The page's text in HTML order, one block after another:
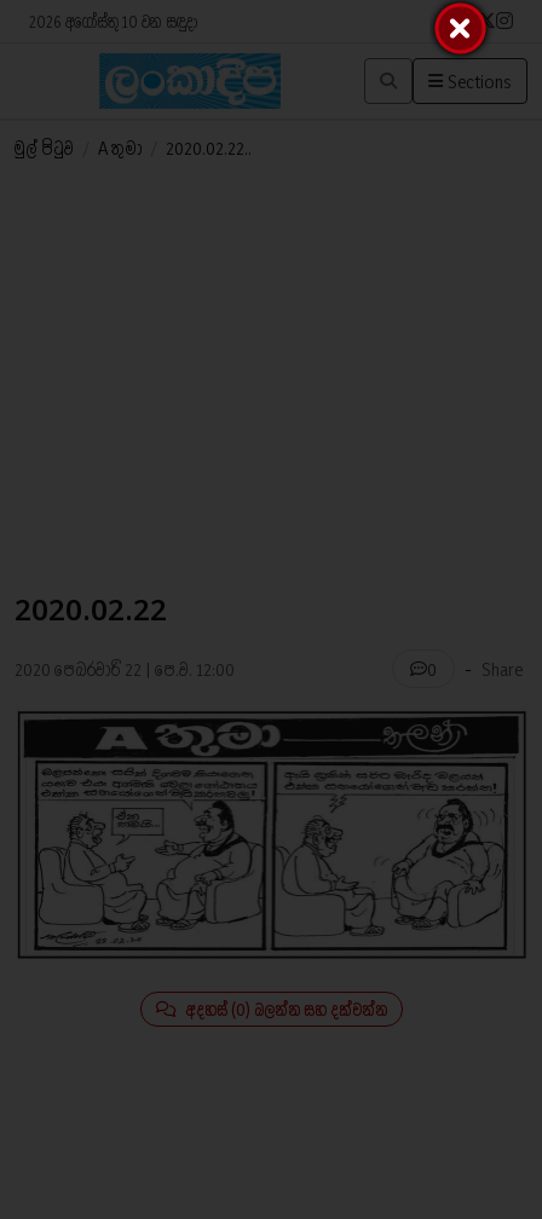
2026 අගෝස්තු 10 වන සඳුදා
Sections
මුල් පිටුව A තුමා 2020.02.22..
2020.02.22
2020 පෙබරවාරි 22 | පෙ.ව. 12:00 0 - Share
අදහස් (0) බලන්න සහ දක්වන්න